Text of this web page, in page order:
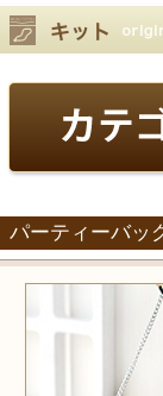
パーティーバッ